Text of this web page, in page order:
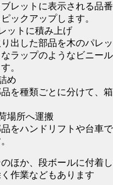
ブレットに表示される品
ックアップします。
ットに積み上げ
り出した部品を木のパレ
ラップのようなビニー
。
め
品を種類ごとに分けて、
場所へ運搬
品をハンドリフトや台車
ほか、段ボールに付着
く作業などもあります